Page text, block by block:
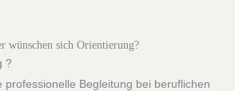
wünschen sich Orientierung?
?
professionelle Begleitung bei beruflichen